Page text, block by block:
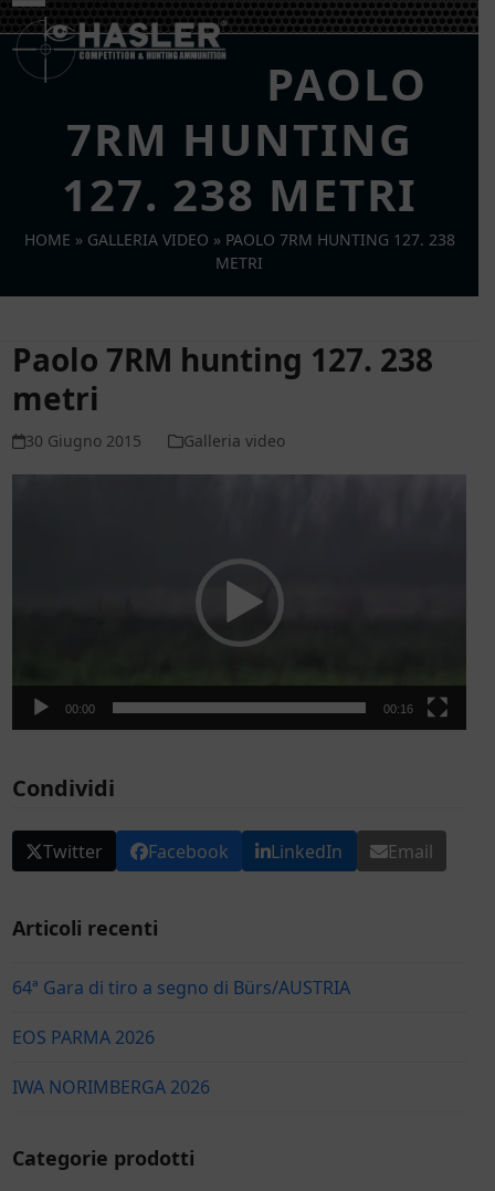
Skip
to
content
Open
mobile
Close
mobile
PAOLO
7RM HUNTING
127. 238 METRI
HOME » GALLERIA VIDEO » PAOLO 7RM HUNTING 127. 238
METRI
Paolo 7RM hunting 127. 238
metri
30 Giugno 2015 Galleria video
00:00 00:16
Condividi
Twitter Facebook LinkedIn Email
Articoli recenti
64ª Gara di tiro a segno di Bürs/AUSTRIA
EOS PARMA 2026
IWA NORIMBERGA 2026
Categorie prodotti